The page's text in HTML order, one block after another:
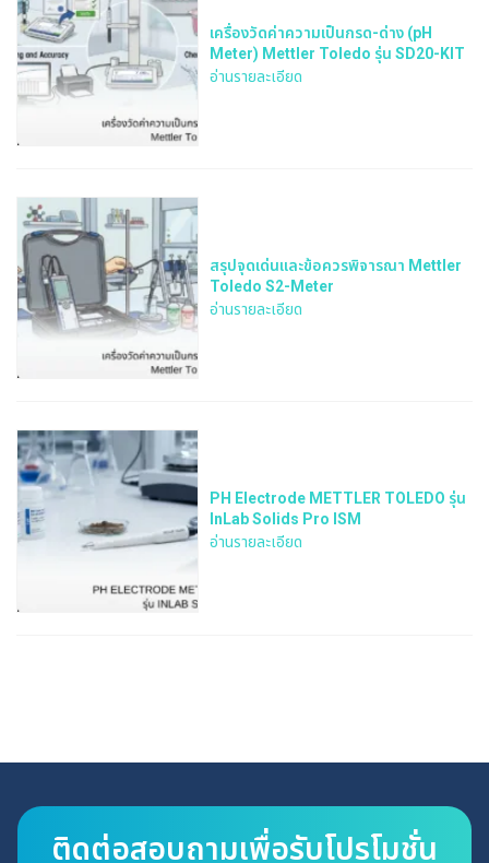
เครื่องวัดค่าความเป็นกรด-ด่าง (pH
Meter) Mettler Toledo รุ่น SD20-KIT
อ่านรายละเอียด
สรุปจุดเด่นและข้อควรพิจารณา Mettler
Toledo S2-Meter
อ่านรายละเอียด
PH Electrode METTLER TOLEDO รุ่น
InLab Solids Pro ISM
อ่านรายละเอียด
ติดต่อสอบถามเพื่อรับโปรโมชั่น